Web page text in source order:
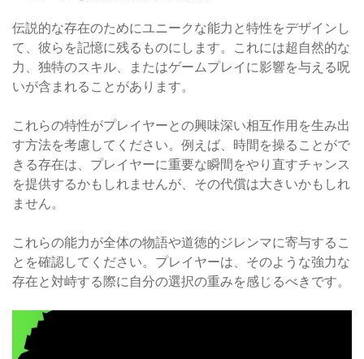
伝説的な存在のためにユニークな能力と特性をデザインし
て、彼らを記憶に残るものにします。これには超自然的な
力、独特のスキル、またはゲームプレイに影響を与える呪
いが含まれることがあります。
これらの特性がプレイヤーとの興味深い相互作用を生み出
す方法を考慮してください。例えば、時間を操ることがで
きる存在は、プレイヤーに重要な瞬間をやり直すチャンス
を提供するかもしれませんが、その代償は大きいかもしれ
ません。
これらの能力が全体の物語や道徳的ジレンマに寄与するこ
とを確認してください。プレイヤーは、そのような強力な
存在と対峙する際に自分の選択の重みを感じるべきです。